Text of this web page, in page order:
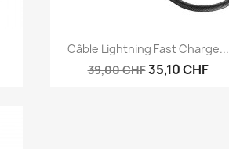
Aperçu rapide
Câble Lightning Fast Charge...
39,00 CHF35,10 CHF